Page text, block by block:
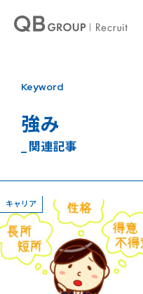
Keyword
強み
_ 関連記事
キャリア